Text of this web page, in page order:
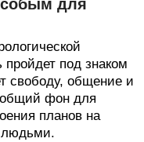
для
под знаком
свободу, общение и
общий фон для
планов на
людьми.